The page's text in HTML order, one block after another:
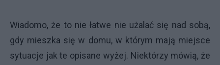
Wiadomo, że to nie łatwe nie użalać się nad sobą,
gdy mieszka się w domu, w którym mają miejsce
sytuacje jak te opisane wyżej. Niektórzy mówią, że